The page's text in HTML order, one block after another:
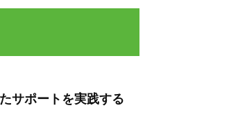
サポートを実践する